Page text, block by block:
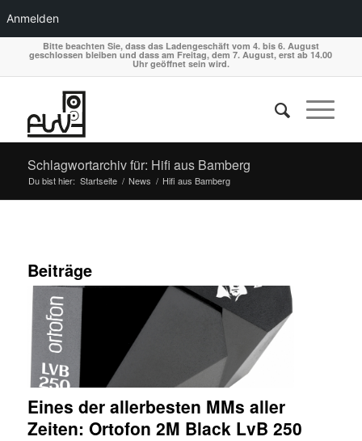
Anmelden
Bitte beachten Sie, dass das Ladengeschäft vom 4. bis 6. August
geschlossen bleiben und dass am Freitag, dem 7. August, erst ab 14.00
Uhr geöffnet sein wird.
Schlagwortarchiv für: Hifi aus Bamberg
Du bist hier: Startseite / News / Hifi aus Bamberg
Beiträge
Eines der allerbesten MMs aller
Zeiten: Ortofon 2M Black LvB 250